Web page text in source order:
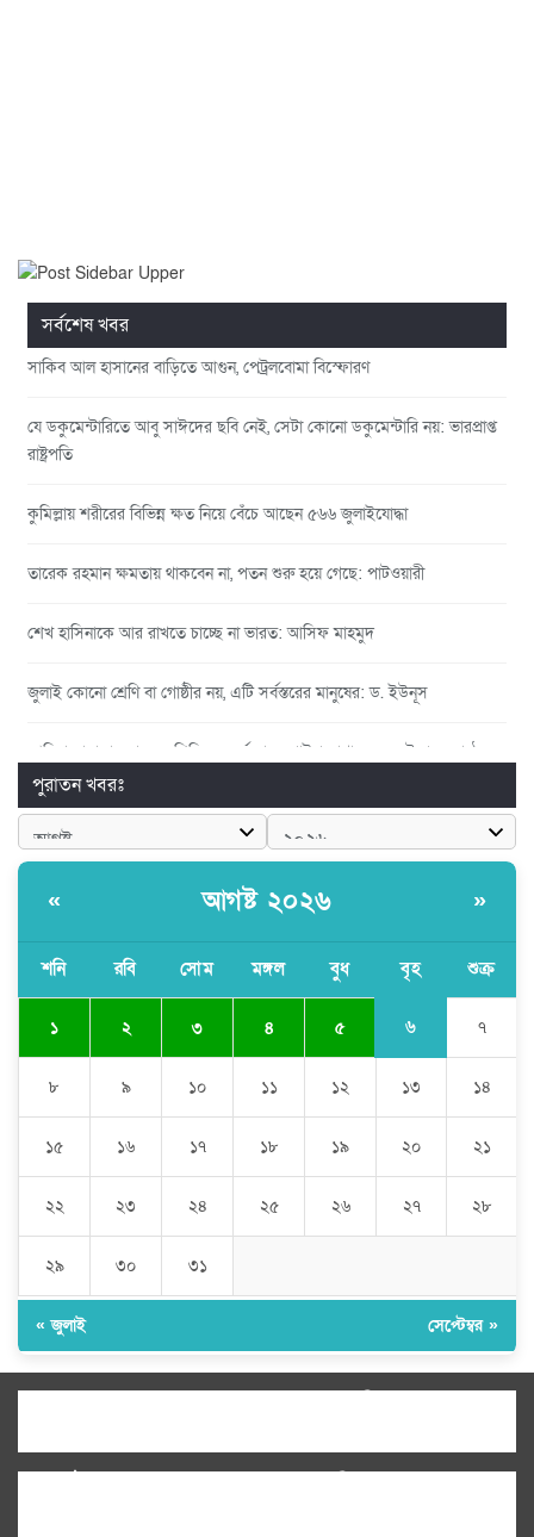
সর্বশেষ খবর
সাকিব আল হাসানের বাড়িতে আগুন, পেট্রলবোমা বিস্ফোরণ
যে ডকুমেন্টারিতে আবু সাঈদের ছবি নেই, সেটা কোনো ডকুমেন্টারি নয়: ভারপ্রাপ্ত
রাষ্ট্রপতি
কুমিল্লায় শরীরের বিভিন্ন ক্ষত নিয়ে বেঁচে আছেন ৫৬৬ জুলাইযোদ্ধা
তারেক রহমান ক্ষমতায় থাকবেন না, পতন শুরু হয়ে গেছে: পাটওয়ারী
শেখ হাসিনাকে আর রাখতে চাচ্ছে না ভারত: আসিফ মাহমুদ
জুলাই কোনো শ্রেণি বা গোষ্ঠীর নয়, এটি সর্বস্তরের মানুষের: ড. ইউনূস
আলিয়া মাদ্রাসায় ছাত্রদল-শিবির সংঘর্ষ, হাতে পাইপ মাথায় হেলমেট পড়ে মাঠে
যুবদল নেতা নয়ন
কুমিল্লার ৫ হাসপাতাল-ডায়াগনস্টিক সাময়িক বন্ধের নির্দেশ
পরকীয়ার অভিযোগে গ্রামবাসীর হাতে আটক কনটেন্ট ক্রিয়েটর রিপন মিয়া
হরমুজের আকাশে ৩ কোটি ডলারের মার্কিন ড্রোন ধ্বংস করল ইরান
পুরাতন খবরঃ
« আগষ্ট ২০২৬ »
শনি রবি সোম মঙ্গল বুধ বৃহ শুক্র
১ ২ ৩ ৪ ৫ ৬ ৭
৮ ৯ ১০ ১১ ১২ ১৩ ১৪
১৫ ১৬ ১৭ ১৮ ১৯ ২০ ২১
২২ ২৩ ২৪ ২৫ ২৬ ২৭ ২৮
২৯ ৩০ ৩১
« জুলাই সেপ্টেম্বর »